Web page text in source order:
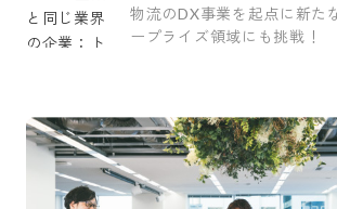
物流のDX事業を起点に新た
ープライズ領域にも挑戦！